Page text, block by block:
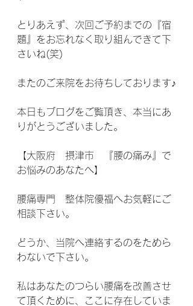
とりあえず、次回ご予約までの『宿
題』をお忘れなく取り組んできて下
さいね(笑)
またのご来院をお待ちしております♪
本日もブログをご覧頂き、本当にあ
りがとうございました。
【大阪府　摂津市　『腰の痛み』で
お悩みのあなたへ】
腰痛専門　整体院優福へお気軽にご
相談下さい。
どうか、当院へ連絡するのをためら
わないで下さい。
私はあなたのつらい腰痛を改善させ
て頂くために、ここに存在していま